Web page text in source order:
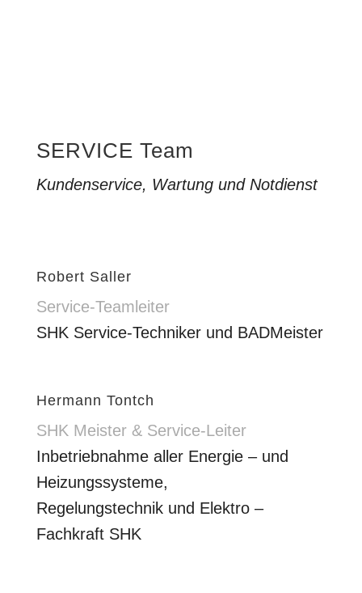
SERVICE Team
Kundenservice, Wartung und Notdienst
Robert Saller
Service-Teamleiter
SHK Service-Techniker und BADMeister
Hermann Tontch
SHK Meister & Service-Leiter
Inbetriebnahme aller Energie – und
Heizungssysteme,
Regelungstechnik und Elektro –
Fachkraft SHK